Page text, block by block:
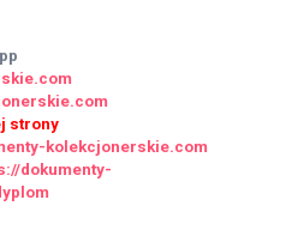
strony
kolekcjonerskie.com
dokumenty-